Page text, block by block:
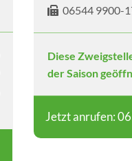
06544 9900-
Diese
der Saison
Jetzt anrufen: